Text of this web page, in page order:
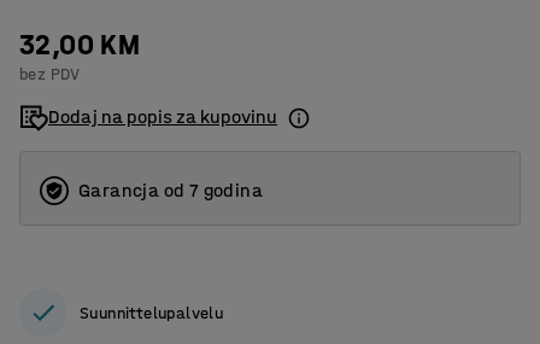
32,00 KM
bez PDV
Dodaj na popis za kupovinu
Garancja od 7 godina
Suunnittelupalvelu